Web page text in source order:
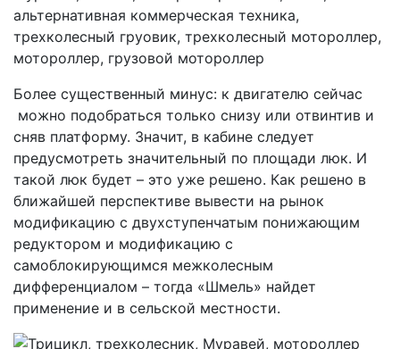
Более существенный минус: к двигателю сейчас
можно подобраться только снизу или отвинтив и
сняв платформу. Значит, в кабине следует
предусмотреть значительный по площади люк. И
такой люк будет – это уже решено. Как решено в
ближайшей перспективе вывести на рынок
модификацию с двухступенчатым понижающим
редуктором и модификацию с
самоблокирующимся межколесным
дифференциалом – тогда «Шмель» найдет
применение и в сельской местности.